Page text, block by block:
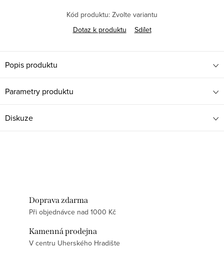
Kód produktu: Zvolte variantu
Dotaz k produktu
Sdílet
Popis produktu
Parametry produktu
Diskuze
Doprava zdarma
Při objednávce nad 1000 Kč
Kamenná prodejna
V centru Uherského Hradište